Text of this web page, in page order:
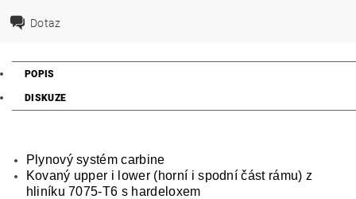
Dotaz
POPIS
DISKUZE
Plynový systém carbine
Kovaný upper i lower (horní i spodní část rámu) z
hliníku 7075-T6 s hardeloxem